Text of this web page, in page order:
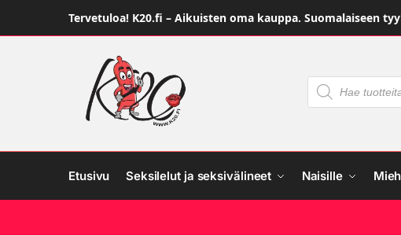
Tervetuloa! K20.fi – Aikuisten oma kauppa. Suomalaiseen
Etusivu Seksilelut ja seksivälineet Naisille